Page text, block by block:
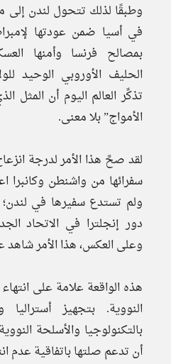
وطبقًا لذلك تتحول لندن
في أسيا ضمن عودتها
بمصالح فرنسا وأمنها
الحليف الأوروبي الوحيد
تذكِّر العالم اليوم أن المثل
الأمواج” بلا معنى.
لقد صحَّ هذا الأمر لدرجة
سفرائها من واشنطن وكانبرا
ولم تستدع سفيرها في
دور إنجلترا في الاتحاد
وعلى العكس، هذا الأمر شاهد
هذه الواقعة علامة على
النووية. بتجهيز
بالتكنولوجيا والأسلحة
أن تدعم صلتها باتفاقية عدم